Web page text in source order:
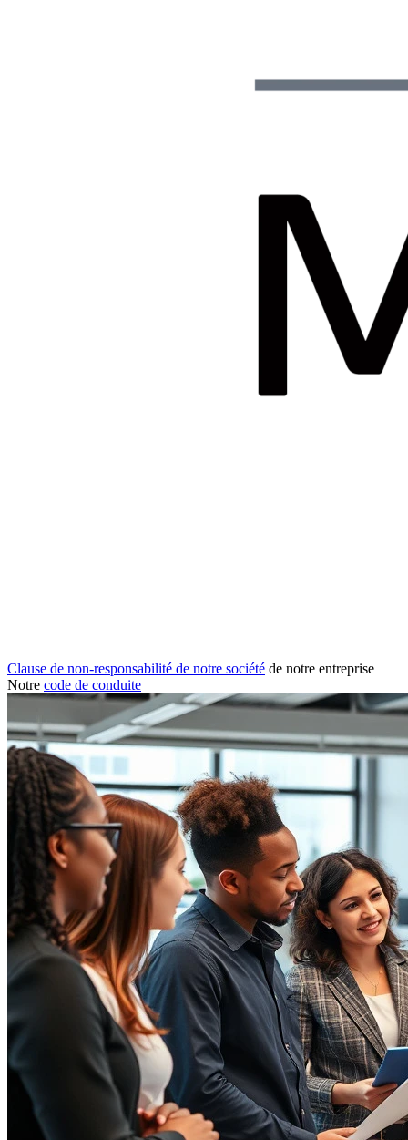
Clause de non-responsabilité de notre société de notre entreprise
Notre code de conduite